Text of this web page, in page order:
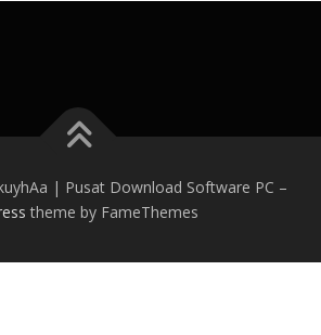
| Pusat Download Software PC –
theme by FameThemes